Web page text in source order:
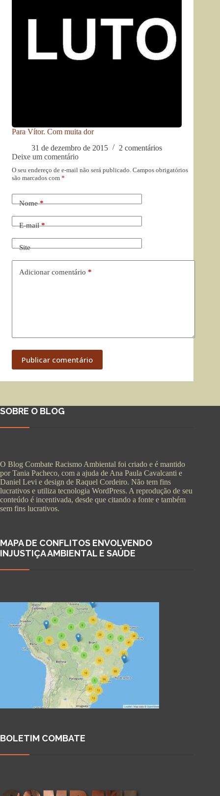
Para Vítor. Com muita dor
31 de dezembro de 2015
2 comentários
Deixe um comentário
O seu endereço de e-mail não será publicado. Campos obrigatórios
são marcados com *
Nome*
E-mail*
Site
Adicionar comentário *
Publicar comentário
SOBRE O BLOG
O Blog Combate Racismo Ambiental foi criado e é mantido
por Tania Pacheco, com a ajuda de Ana Paula Cavalcanti e
Daniel Levi e design de Raquel Cordeiro. Não tem fins
lucrativos e utiliza tecnologia WordPress. A reprodução de seu
conteúdo é incentivada, desde que citando a fonte e também
sem fins lucrativos.
MAPA DE CONFLITOS ENVOLVENDO
INJUSTIÇA AMBIENTAL E SAÚDE
BOLETIM COMBATE